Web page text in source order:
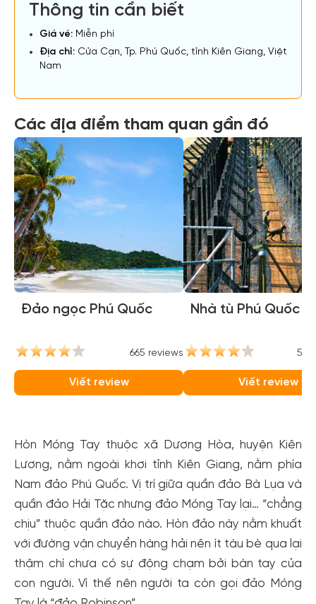
Thông tin cần biết
Giá vé: Miễn phí
Địa chỉ: Cửa Cạn, Tp. Phú Quốc, tỉnh Kiên Giang, Việt
Nam
Các địa điểm tham quan gần đó
Đảo ngọc Phú Quốc
665 reviews
Viết review
Nhà tù Phú Quốc
Viết review
Hòn Móng Tay thuộc xã Dương Hòa, huyện Kiên
Lương, nằm ngoài khơi tỉnh Kiên Giang, nằm phía
Nam đảo Phú Quốc. Vị trí giữa quần đảo Bà Lụa và
quần đảo Hải Tặc nhưng đảo Móng Tay lại… “chẳng
chịu” thuộc quần đảo nào. Hòn đảo này nằm khuất
với đường vận chuyển hàng hải nên ít tàu bè qua lại
thậm chí chưa có sự động chạm bởi bàn tay của
con người. Vì thế nên người ta còn gọi đảo Móng